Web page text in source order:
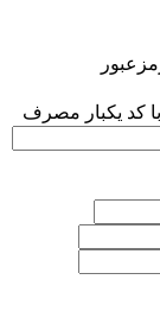
کد یکبار مصرف